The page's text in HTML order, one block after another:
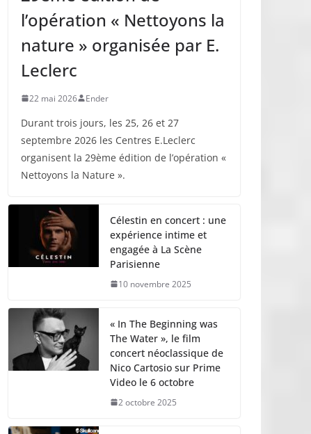
l’opération « Nettoyons la
nature » organisée par E.
Leclerc
22 mai 2026 Ender
Durant trois jours, les 25, 26 et 27
septembre 2026 les Centres E.Leclerc
organisent la 29ème édition de l’opération «
Nettoyons la Nature ».
Célestin en concert : une
expérience intime et
engagée à La Scène
Parisienne
10 novembre 2025
« In The Beginning was
The Water », le film
concert néoclassique de
Nico Cartosio sur Prime
Video le 6 octobre
2 octobre 2025